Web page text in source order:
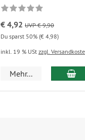
€ 4,92 UVP € 9,90
Du sparst 50% (€ 4,98)
inkl. 19 % USt zzgl.
Mehr... In